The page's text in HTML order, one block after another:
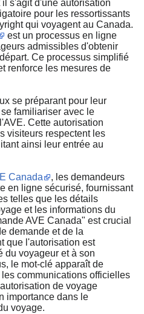
s'agit d'une autorisation
pour les ressortissants
qui voyagent au Canada.
est un processus en ligne
admissibles d'obtenir
Ce processus simplifié
renforce les mesures de
se préparant pour leur
familiariser avec le
Cette autorisation
visiteurs respectent les
ainsi leur entrée au
Canada
, les demandeurs
en ligne sécurisé, fournissant
telles que les détails
et les informations du
AVE Canada" est crucial
demande et de la
que l'autorisation est
du voyageur et à son
le mot-clé apparaît de
communications officielles
de voyage
importance dans le
voyage.